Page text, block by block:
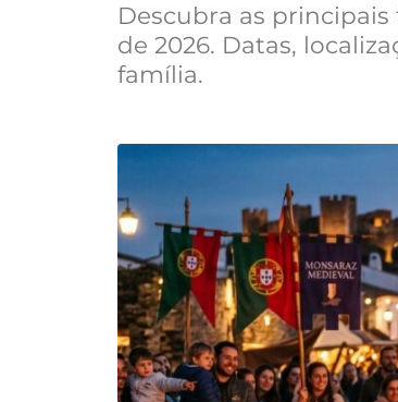
Descubra as
de 2026. Datas,
família.